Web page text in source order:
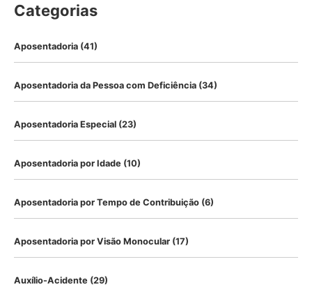
Categorias
Aposentadoria (41)
Aposentadoria da Pessoa com Deficiência (34)
Aposentadoria Especial (23)
Aposentadoria por Idade (10)
Aposentadoria por Tempo de Contribuição (6)
Aposentadoria por Visão Monocular (17)
Auxílio-Acidente (29)